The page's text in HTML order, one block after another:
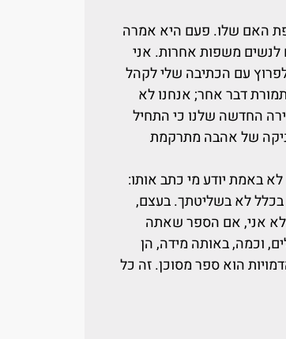
האם שלו. פעם היא אמרה
לנשים משפות אחרות. אני
עם הכתיבה שלי לקהל
דבר אחר; אנחנו לא
החדשה שלנו כי התחיל
של אהבה מתרקמת
באמת יודע מי כתב אותו:
בכלל לא בשליטתך. בעצם,
אני, אם הספר שאתה
וכמה, באותה מידה, הן
הוא ספר מסוכן. זה כל